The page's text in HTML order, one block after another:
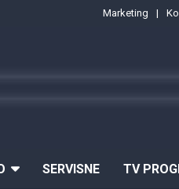
Marketing
SERVISNE TV